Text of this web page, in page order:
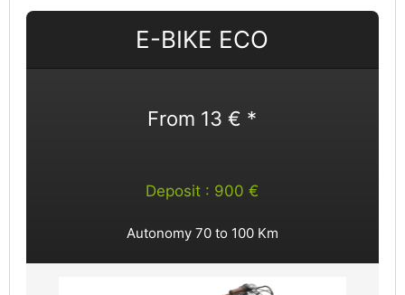
E-BIKE ECO
From 13 € *
Deposit : 900 €
Autonomy 70 to 100 Km